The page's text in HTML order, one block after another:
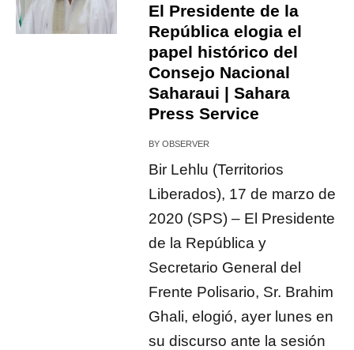
El Presidente de la
República elogia el
papel histórico del
Consejo Nacional
Saharaui | Sahara
Press Service
BYOBSERVER
Bir Lehlu (Territorios
Liberados), 17 de marzo de
2020 (SPS) – El Presidente
de la República y
Secretario General del
Frente Polisario, Sr. Brahim
Ghali, elogió, ayer lunes en
su discurso ante la sesión